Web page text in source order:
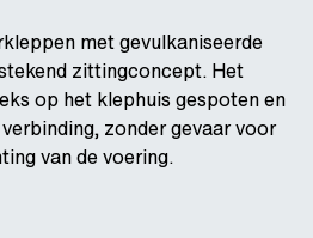
met gevulkaniseerde
zittingconcept. Het
op het klephuis gespoten en
zonder gevaar voor
van de voering.